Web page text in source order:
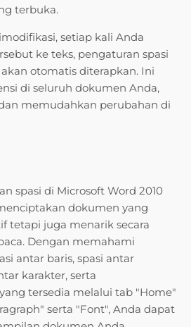
terbuka.
setiap kali Anda
ke teks, pengaturan spasi
otomatis diterapkan. Ini
di seluruh dokumen Anda,
memudahkan perubahan di
spasi di Microsoft Word 2010
dokumen yang
tetapi juga menarik secara
Dengan memahami
antar baris, spasi antar
karakter, serta
tersedia melalui tab "Home"
serta "Font", Anda dapat